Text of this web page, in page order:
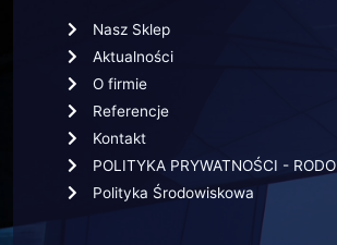
Nasz Sklep
Aktualności
O firmie
Referencje
Kontakt
POLITYKA PRYWATNOŚCI - RODO
Polityka Środowiskowa